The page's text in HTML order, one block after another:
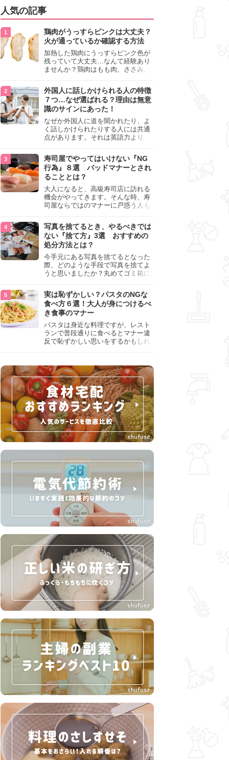
人気の記事
鶏肉がうっすらピンクは大丈夫？
火が通っているか確認する方法
加熱した鶏肉にうっすらピンク色が
残っていて大丈夫…なんて経験あり
ませんか？鶏肉はもも肉、ささみ、
わいが異なり、いろいろと楽しめる
料理ですが、鶏肉は加熱した後でも
うっすらピンク色の部分が大丈夫な
のと気になるときがあります。この
記事では生焼けか火が通っているの
かを確認する方法や、鶏肉を調理す
るときの注意点を紹介しますので、
参考にしてみてくださいね。
外国人に話しかけられる人の特徴
７つ…なぜ選ばれる？理由は無意
識のサインにあった！
なぜか外国人に道を聞かれたり、よ
く話しかけられたりする人には共通
点があります。それは英語力より
けても大丈夫」というサインが関係
しています。よく選ばれる人の特徴
や、英語が苦手でも焦らない対処
法、自分を守るための注意点を詳し
く解説します。
寿司屋でやってはいけない『NG
行為』８選 バッドマナーとされ
ることとは？
大人になると、高級寿司店に訪れる
機会がやってきます。そんな時、寿
司屋ならではのマナーに戸惑う人も
らためて寿司屋でやってはいけない
『NG行為』をチェックしましょう。
写真を捨てるとき、やるべきでは
ない『捨て方』3選 おすすめの
処分方法とは？
今手元にある写真を捨てるとなった
際、どのような手段で写真を捨てよ
うと思いましたか？丸めてゴミ箱に
真は個人情報が詰まっているので、
ただ丸めただけの状態で捨ててしま
うのは危険です。写真にすべきでは
ない捨て方をまとめているので、ぜ
ひチェックしておきましょう。
実は恥ずかしい？パスタのNGな
食べ方６選！大人が身につけるべ
き食事のマナー
パスタは身近な料理ですが、レスト
ランで普段通りに食べるとマナー違
反で恥ずかしい思いをするかもしれ
して、正しい食べ方を確認しましょ
う。大人の嗜みとして知っておきた
い新常識を解説します。